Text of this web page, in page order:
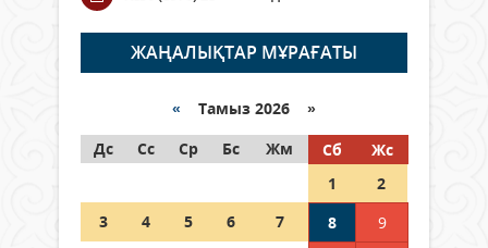
ӨТЕДІ?
06 тамыз 2026 ж. 256
граждане Казахстана,
05 тамыз 2026 ж. 136
Шетелде жүрген Қазақстан
азаматтары қалай дауыс бере
ЖАҢАЛЫҚТАР МҰРАҒАТЫ
« Тамыз 2026 »
Дс
Сс Ср Бс Жм Сб
Жс
1
2
3
4 5 6 7 8
9